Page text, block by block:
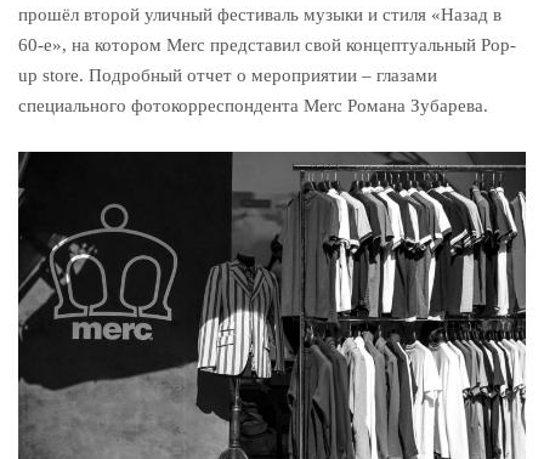
прошёл второй уличный фестиваль музыки и стиля «Назад в
60-е», на котором Merc представил свой концептуальный Pop-
up store. Подробный отчет о мероприятии – глазами
специального фотокорреспондента Merc Романа Зубарева.